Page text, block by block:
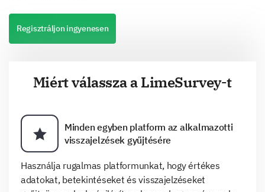
Regisztráljon ingyenesen
Miért válassza a LimeSurvey-t
Minden egyben platform az alkalmazotti
visszajelzések gyűjtésére
Használja rugalmas platformunkat, hogy értékes
adatokat, betekintéseket és visszajelzéseket